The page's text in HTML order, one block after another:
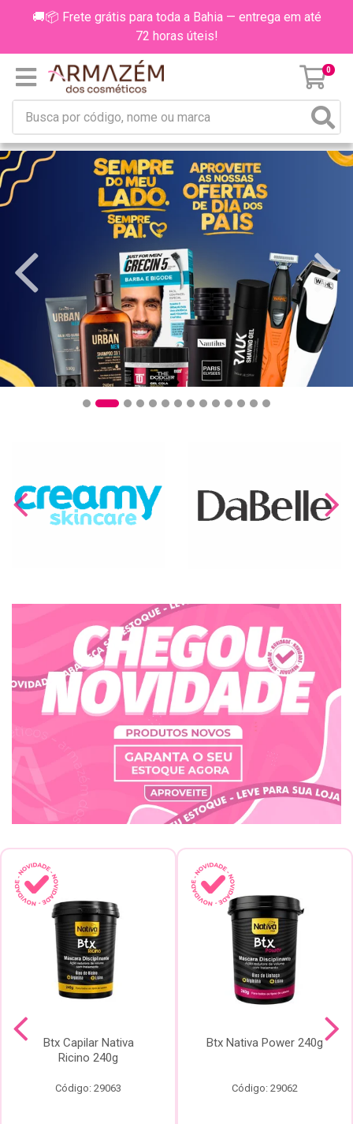
🚚📦 Frete grátis para toda a Bahia — entrega em até
72 horas úteis!
0
Btx Capilar Nativa
Ricino 240g
Código: 29063
Btx Nativa Power 240g
Código: 29062